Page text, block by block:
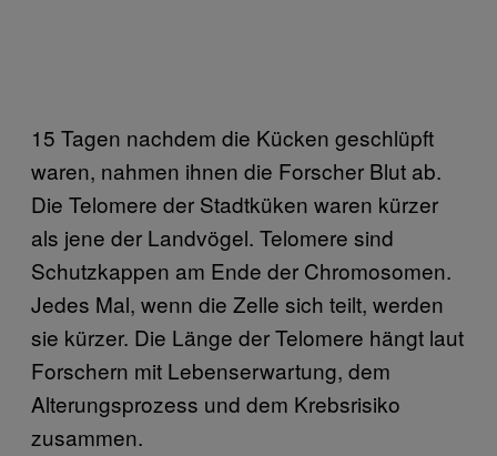
15 Tagen nachdem die Kücken geschlüpft
waren, nahmen ihnen die Forscher Blut ab.
Die Telomere der Stadtküken waren kürzer
als jene der Landvögel. Telomere sind
Schutzkappen am Ende der Chromosomen.
Jedes Mal, wenn die Zelle sich teilt, werden
sie kürzer. Die Länge der Telomere hängt laut
Forschern mit Lebenserwartung, dem
Alterungsprozess und dem Krebsrisiko
zusammen.